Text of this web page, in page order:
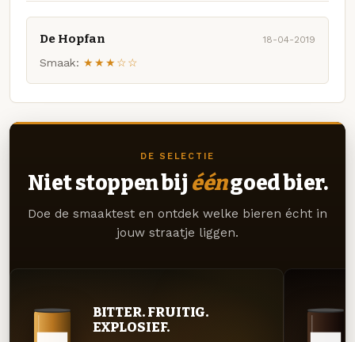
De Hopfan 18-04-2019
Smaak: ★★★☆☆
DE SELECTIE
Niet stoppen bij ééngoed bier.
Doe de smaaktest en ontdek welke bieren écht in
jouw straatje liggen.
BITTER. FRUITIG.
EXPLOSIEF.